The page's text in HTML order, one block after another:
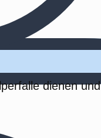
dienen und